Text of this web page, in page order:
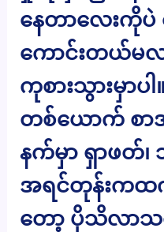
နေတာလေးကိုပဲ
ကောင်းတယ်မလ
ကုစားသွားမှာပ
တစ်ယောက် စ
နက်မှာ ရှာဖတ်၊
အရင်တုန်းကထ
တော့ ပိုသိလာ